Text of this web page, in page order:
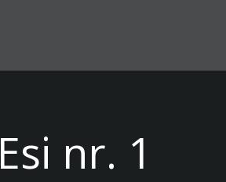
Esi nr. 1